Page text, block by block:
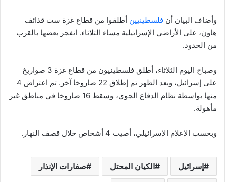
وأضاف البيان أن فلسطينيين أطلقوا من قطاع غزة ست قذائف
هاون، على الأراضي الإسرائيلية مساء الثلاثاء. انفجر بعضها بالقرب
من الحدود.
وصباح اليوم الثلاثاء، أطلق فلسطينيون من قطاع غزة 3 صواريخ
على إسرائيل، وبعد الظهر تم إطلاق 22 صاروخا آخر. تم اعتراض 4
منها بواسطة نظام الدفاع الجوي، وسقط 16 صاروخا في مناطق غير
مأهولة.
وبحسب الإعلام الإسرائيلي، أصيب 4 أشخاص خلال قصف النهار.
إسرائيل الكيان المحتل صفارات الإنذار